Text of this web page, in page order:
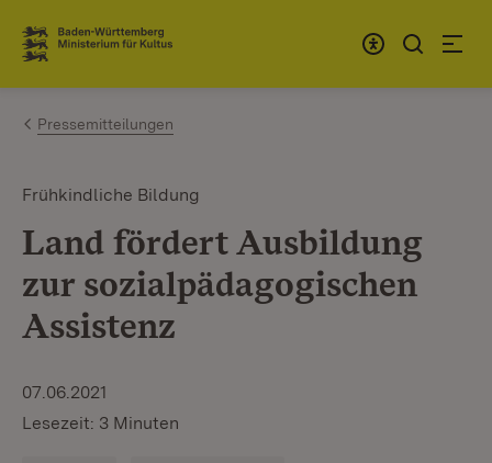
Zum Inhalt springen
Link zur Startseite
Pressemitteilungen
Frühkindliche Bildung
Land fördert Ausbildung
zur sozialpädagogischen
Assistenz
07.06.2021
Lesezeit: 3 Minuten